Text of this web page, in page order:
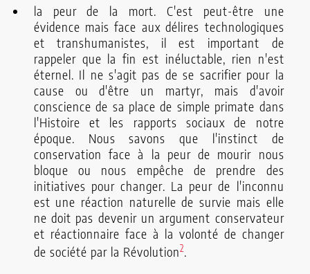
la peur de la mort. C'est peut-être une
évidence mais face aux délires technologiques
et transhumanistes, il est important de
rappeler que la fin est inéluctable, rien n'est
éternel. Il ne s'agit pas de se sacrifier pour la
cause ou d'être un martyr, mais d'avoir
conscience de sa place de simple primate dans
l'Histoire et les rapports sociaux de notre
époque. Nous savons que l'instinct de
conservation face à la peur de mourir nous
bloque ou nous empêche de prendre des
initiatives pour changer. La peur de l'inconnu
est une réaction naturelle de survie mais elle
ne doit pas devenir un argument conservateur
et réactionnaire face à la volonté de changer
de société par la Révolution2